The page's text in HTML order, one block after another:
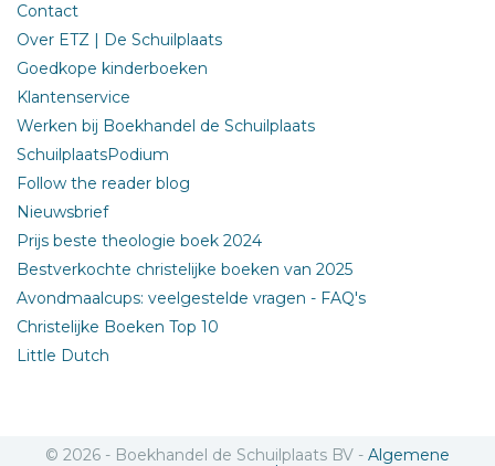
Contact
Over ETZ | De Schuilplaats
Goedkope kinderboeken
Klantenservice
Werken bij Boekhandel de Schuilplaats
SchuilplaatsPodium
Follow the reader blog
Nieuwsbrief
Prijs beste theologie boek 2024
Bestverkochte christelijke boeken van 2025
Avondmaalcups: veelgestelde vragen - FAQ's
Christelijke Boeken Top 10
Little Dutch
© 2026 - Boekhandel de Schuilplaats BV - Algemene